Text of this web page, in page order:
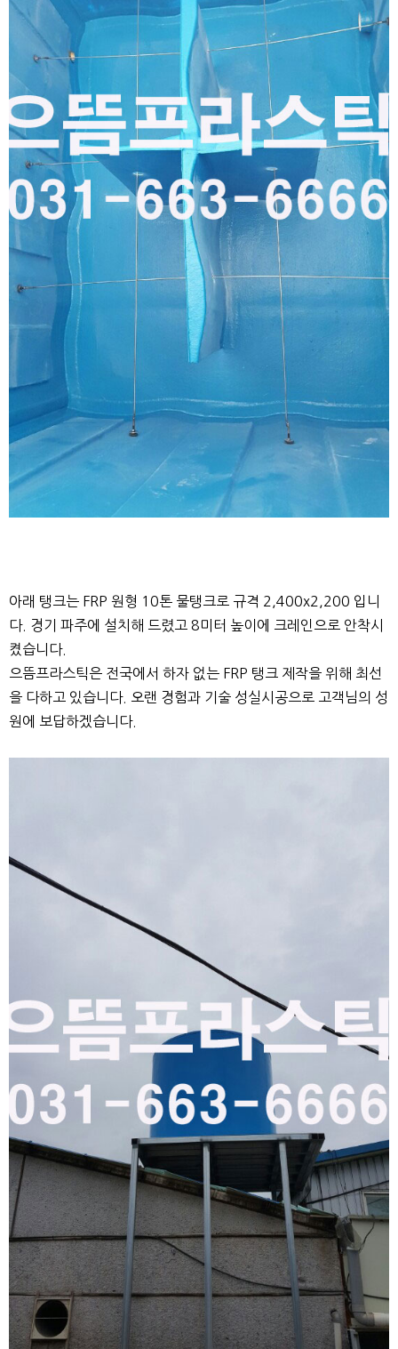
아래 탱크는 FRP 원형 10톤 물탱크로 규격 2,400x2,200 입니
다. 경기 파주에 설치해 드렸고 8미터 높이에 크레인으로 안착시
켰습니다.
으뜸프라스틱은 전국에서 하자 없는 FRP 탱크 제작을 위해 최선
을 다하고 있습니다. 오랜 경험과 기술 성실시공으로 고객님의 성
원에 보답하겠습니다.